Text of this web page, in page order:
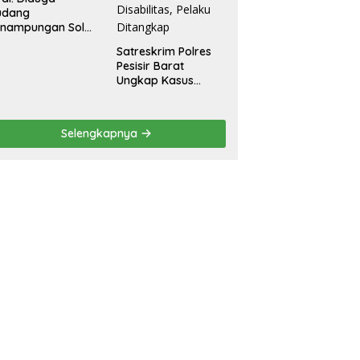
Solar
Satreskrim Polres
Pesisir Barat
Ungkap Kasus
Penyandang
Disabilitas, Pelaku
Ditangkap
Selengkapnya